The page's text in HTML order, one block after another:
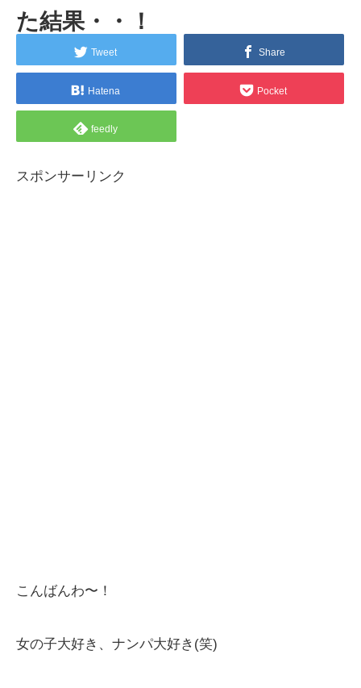
た結果・・！
Tweet Share
Hatena Pocket
feedly
スポンサーリンク
こんばんわ〜！
女の子大好き、ナンパ大好き(笑)